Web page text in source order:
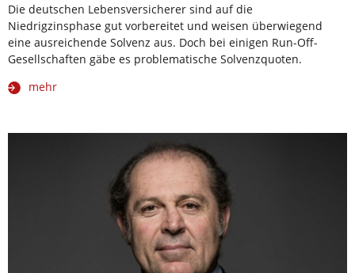
Die deutschen Lebensversicherer sind auf die
Niedrigzinsphase gut vorbereitet und weisen überwiegend
eine ausreichende Solvenz aus. Doch bei einigen Run-Off-
Gesellschaften gäbe es problematische Solvenzquoten.
mehr